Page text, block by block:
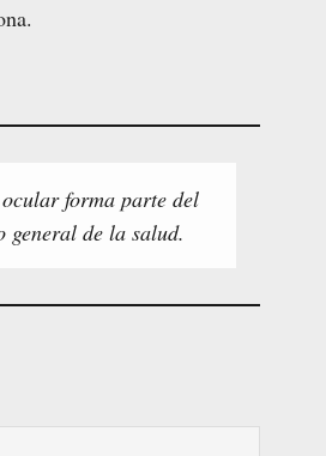
forma parte del
general de la salud.